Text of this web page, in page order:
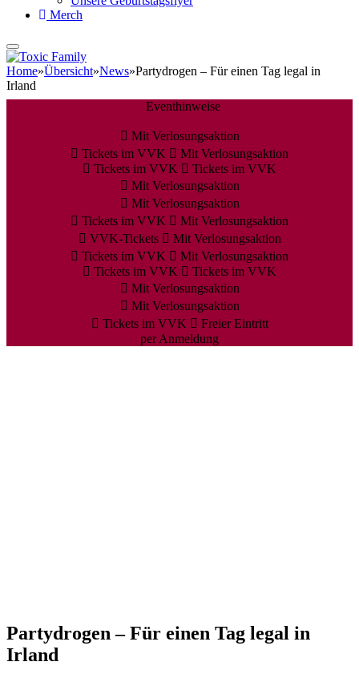
Merch
Home»Übersicht»News»Partydrogen – Für einen Tag legal in
Irland
Eventhinweise
Mit Verlosungsaktion
Tickets im VVK
Mit Verlosungsaktion
Tickets im VVK
Tickets im VVK
Mit Verlosungsaktion
Mit Verlosungsaktion
Tickets im VVK
Mit Verlosungsaktion
VVK-Tickets
Mit Verlosungsaktion
Tickets im VVK
Mit Verlosungsaktion
Tickets im VVK
Tickets im VVK
Mit Verlosungsaktion
Mit Verlosungsaktion
Tickets im VVK
Freier Eintritt
per Anmeldung
Partydrogen – Für einen Tag legal in
Irland